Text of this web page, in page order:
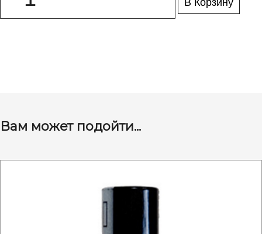
В Корзину
Вам может подойти...